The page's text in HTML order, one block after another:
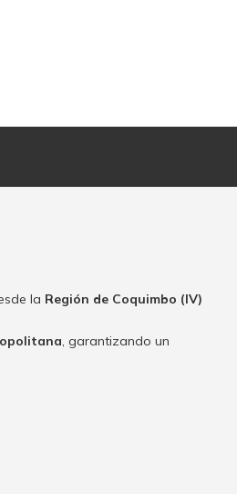
la Región de Coquimbo (IV)
, garantizando un